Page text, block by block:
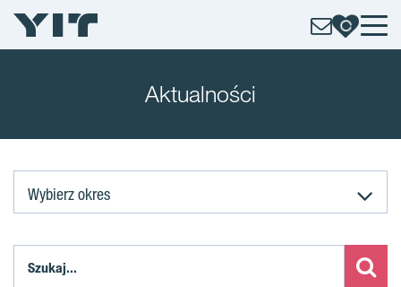
Aktualności
Wybierz okres